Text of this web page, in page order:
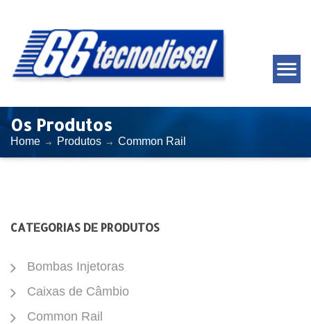
Os Produtos
Home Produtos Common Rail
CATEGORIAS DE PRODUTOS
Bombas Injetoras
Caixas de Câmbio
Common Rail